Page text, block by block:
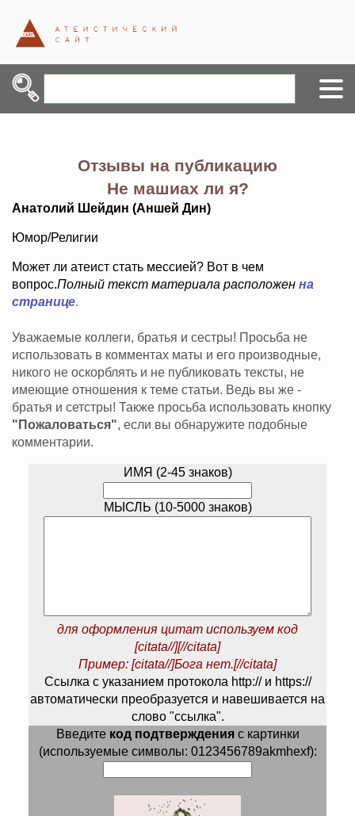
Отзывы на публикацию
Не машиах ли я?
Анатолий Шейдин (Аншей Дин)
Юмор/Религии
Может ли атеист стать мессией? Вот в чем
вопрос.Полный текст материала расположен на
странице.
Уважаемые коллеги, братья и сестры! Просьба не
использовать в комментах маты и его производные,
никого не оскорблять и не публиковать тексты, не
имеющие отношения к теме статьи. Ведь вы же -
братья и сетстры! Также просьба использовать кнопку
"Пожаловаться", если вы обнаружите подобные
комментарии.
ИМЯ (2-45 знаков)
МЫСЛЬ (10-5000 знаков)
для оформления цитат используем код
[citata//][//citata]
Пример: [citata//]Бога нет.[//citata]
Ссылка с указанием протокола http:// и https://
автоматически преобразуется и навешивается на
слово "ссылка".
Введите код подтвержденияс картинки
(используемые символы: 0123456789akmhexf):